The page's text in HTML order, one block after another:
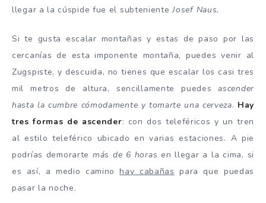
llegar a la cúspide fue el subtenienteJosef Naus.
Si te gusta escalar montañas y estas de paso por las
cercanías de esta imponente montaña, puedes venir al
Zugspiste, y descuida, no tienes que escalar los casi tres
mil metros de altura, sencillamente puedesascender
hasta la cumbre cómodamente y tomarte una cerveza. Hay
tres formas de ascender: con dos teleféricos y un tren
al estilo teleférico ubicado en varias estaciones. A pie
podrías demorarte más de 6 horas en llegar a la cima, si
es así, a medio caminohay cabañas para que puedas
pasar la noche.